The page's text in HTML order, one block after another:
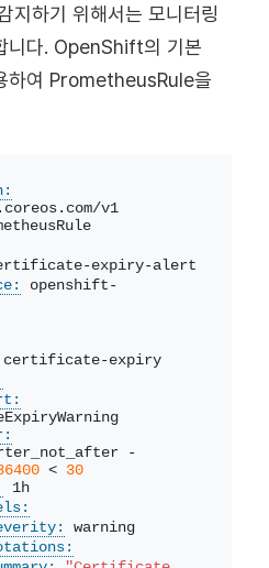
지하기 위해서는 모니터링
니다. OpenShift의 기본
하여 PrometheusRule을
v1
expiry-alert
openshift-
certificate-expiry
-
< 30
1h
warning